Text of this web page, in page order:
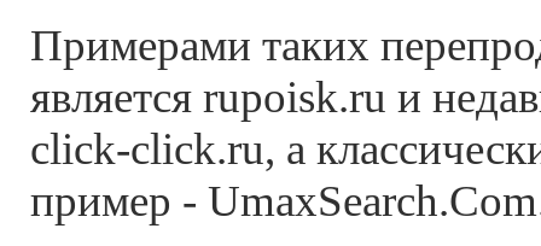
Примерами таких
является rupoisk.ru и
click-click.ru, а
пример -